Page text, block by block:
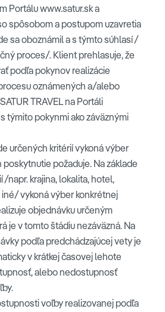
Portálu www.satur.sk a
spôsobom a postupom uzavretia
sa oboznámil a s týmto súhlasí /
proces/. Klient prehlasuje, že
podľa pokynov realizácie
oznámených a/alebo
TRAVEL na Portáli
týmito pokynmi ako záväznými
určených kritérií vykoná výber
požaduje. Na základe
/napr. krajina, lokalita, hotel,
iné/ vykoná výber konkrétnej
objednávku určeným
je v tomto štádiu nezáväzná. Na
podľa predchádzajúcej vety je
v krátkej časovej lehote
alebo nedostupnosť
voľby realizovanej podľa